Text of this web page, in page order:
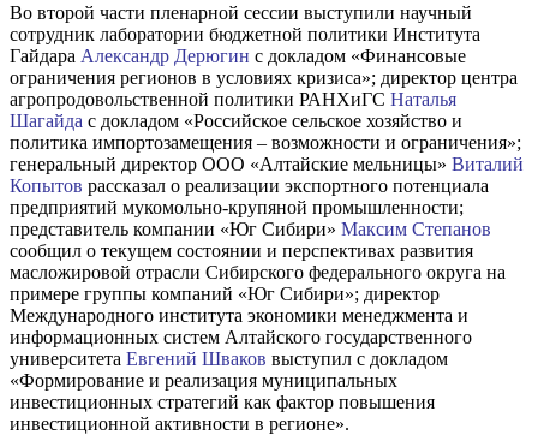
Во второй части пленарной сессии выступили научный
сотрудник лаборатории бюджетной политики Института
Гайдара Александр Дерюгин с докладом «Финансовые
ограничения регионов в условиях кризиса»; директор центра
агропродовольственной политики РАНХиГС Наталья
Шагайда с докладом «Российское сельское хозяйство и
политика импортозамещения – возможности и ограничения»;
генеральный директор ООО «Алтайские мельницы» Виталий
Копытов рассказал о реализации экспортного потенциала
предприятий мукомольно-крупяной промышленности;
представитель компании «Юг Сибири» Максим Степанов
сообщил о текущем состоянии и перспективах развития
масложировой отрасли Сибирского федерального округа на
примере группы компаний «Юг Сибири»; директор
Международного института экономики менеджмента и
информационных систем Алтайского государственного
университета Евгений Шваков выступил с докладом
«Формирование и реализация муниципальных
инвестиционных стратегий как фактор повышения
инвестиционной активности в регионе».